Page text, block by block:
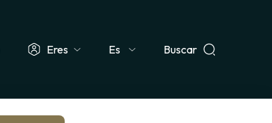
Eres
Select
Buscar